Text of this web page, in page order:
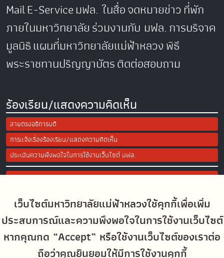
เว็บไซต์มหาวิทยาลัยแม่ฟ้าหลวงใช้คุกกี้เพื่อเพิ่ม
ประสบการณ์และความพึงพอใจในการใช้งานเว็บไซต์
หากคุณกด “Accept” หรือใช้งานเว็บไซต์ของเราต่อ
ถือว่าคุณยินยอมให้มีการใช้งานคุกกี้
MailE-Serviceมฟล. ในสื่อจดหมายข่าวที่พัก
ภายในมหาวิทยาลัยร่วมงานกับ มฟล.การบริจาค
มูลนิธิแผนที่มหาวิทยาลัยแม่ฟ้าหลวงพิธี
พระราชทานปริญญาบัตรติดต่อสอบถาม
ร้องเรียน/แสดงความคิดเห็น
สายตรงอธิการบดี
การแจ้งเรื่องร้องเรียน/แสดงความคิดเห็น
ประเมินความพึงพอใจในการใช้งานเว็บไซต์ มฟล.
Site Map
Social Media